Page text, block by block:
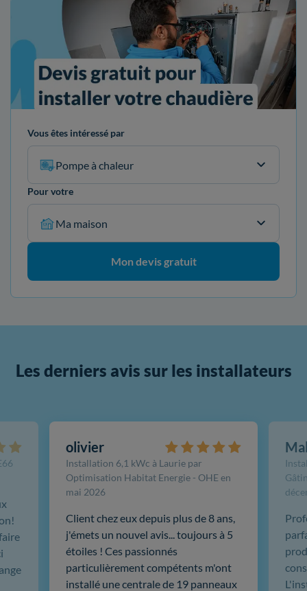
Vous êtes intéressé par
Pompe à chaleur
Pour votre
Ma maison
Mon devis gratuit
Les derniers avis sur les installateurs
olivier
Installation 6,1 kWc à Laurie par
Optimisation Habitat Energie - OHE en
mai 2026
Client chez eux depuis plus de 8 ans,
j'émets un nouvel avis... toujours à 5
étoiles ! Ces passionnés
particulièrement compétents m'ont
installé une centrale de 19 panneaux